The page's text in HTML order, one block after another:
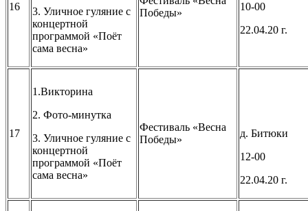
16
3. Уличное гуляние с
концертной
программой «Поёт
сама весна»
Победы»
10-00
22.04.20 г.
17
1.Викторина
2. Фото-минутка
3. Уличное гуляние с
концертной
программой «Поёт
сама весна»
Фестиваль «Весна
Победы»
д. Битюки
12-00
22.04.20 г.